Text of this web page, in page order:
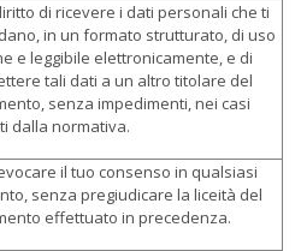
di ricevere i dati personali che ti
in un formato strutturato, di uso
e leggibile elettronicamente, e di
tali dati a un altro titolare del
senza impedimenti, nei casi
dalla normativa.
il tuo consenso in qualsiasi
senza pregiudicare la liceità del
effettuato in precedenza.